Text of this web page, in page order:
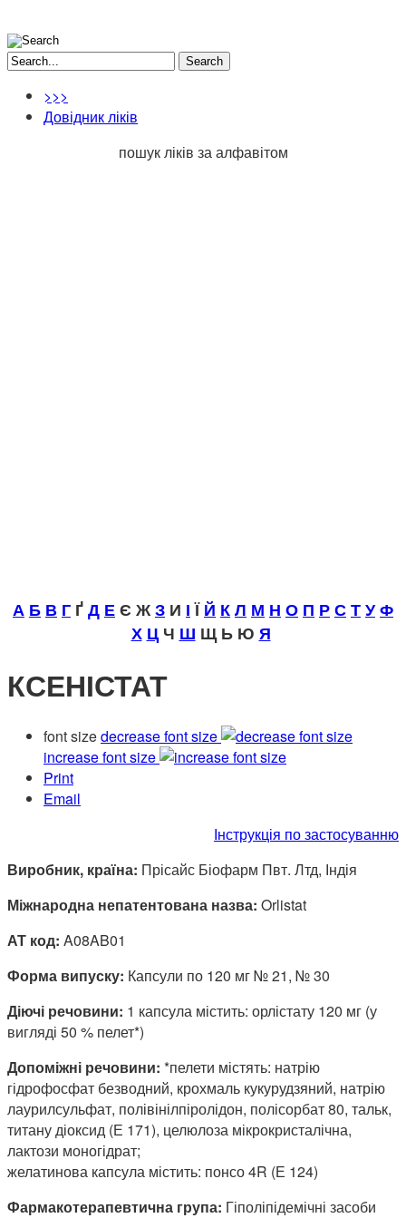
Search
>>>
Довідник ліків
пошук ліків за алфавітом
А Б В Г ҐД ЕЄ ЖЗ И ІЇЙ КЛ М Н О П РСТУФ
Х ЦЧ Ш Щ Ь Ю Я
КСЕНІСТАТ
font sizedecrease font size
increase font size
Print
Email
Інструкція по застосуванню
Виробник, країна: Прісайс Біофарм Пвт. Лтд, Індія
Міжнародна непатентована назва: Orlistat
АТ код: A08AB01
Форма випуску: Капсули по 120 мг № 21, № 30
Діючі речовини: 1 капсула містить: орлістату 120 мг (у
вигляді 50 % пелет*)
Допоміжні речовини: *пелети містять: натрію
гідрофосфат безводний, крохмаль кукурудзяний, натрію
лаурилсульфат, полівінілпіролідон, полісорбат 80, тальк,
титану діоксид (Е 171), целюлоза мікрокристалічна,
лактози моногідрат;
желатинова капсула містить: понсо 4R (Е 124)
Фармакотерапевтична група: Гіполіпідемічні засоби